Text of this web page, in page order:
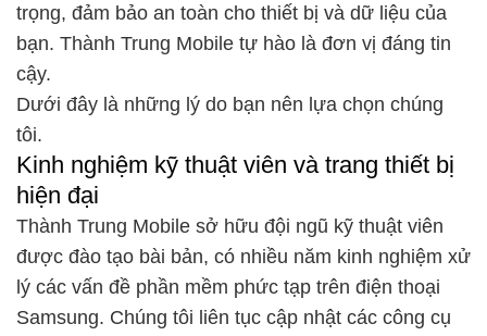
trọng, đảm bảo an toàn cho thiết bị và dữ liệu của
bạn. Thành Trung Mobile tự hào là đơn vị đáng tin
cậy.
Dưới đây là những lý do bạn nên lựa chọn chúng
tôi.
Kinh nghiệm kỹ thuật viên và trang thiết bị
hiện đại
Thành Trung Mobile sở hữu đội ngũ kỹ thuật viên
được đào tạo bài bản, có nhiều năm kinh nghiệm xử
lý các vấn đề phần mềm phức tạp trên điện thoại
Samsung. Chúng tôi liên tục cập nhật các công cụ